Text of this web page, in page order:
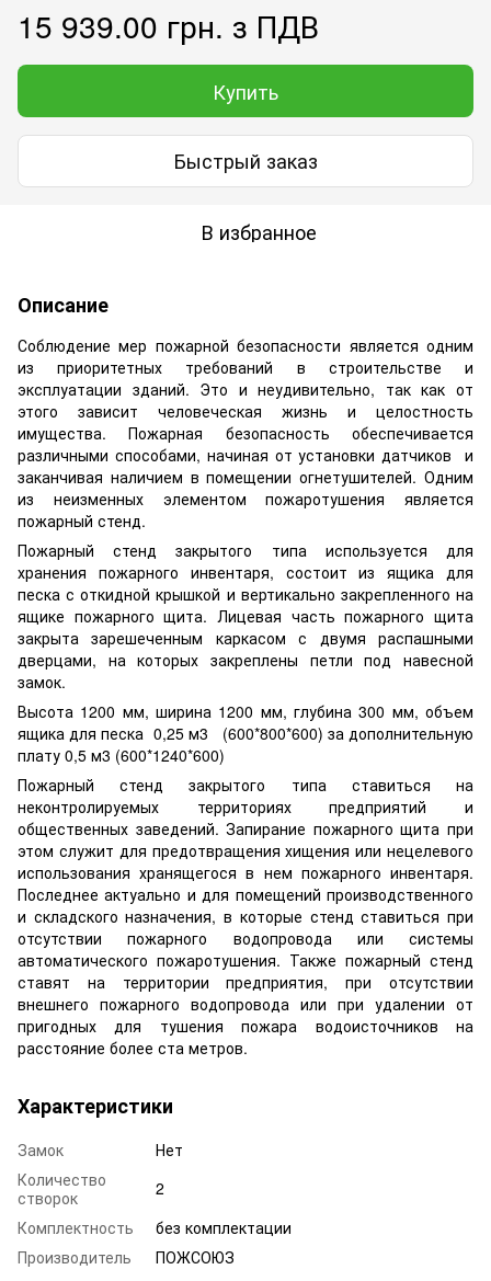
15 939.00 грн. з ПДВ
Купить
Быстрый заказ
В избранное
Описание
Соблюдение мер пожарной безопасности является одним
из приоритетных требований в строительстве и
эксплуатации зданий. Это и неудивительно, так как от
этого зависит человеческая жизнь и целостность
имущества. Пожарная безопасность обеспечивается
различными способами, начиная от установки датчиков и
заканчивая наличием в помещении огнетушителей. Одним
из неизменных элементом пожаротушения является
пожарный стенд.
Пожарный стенд закрытого типа используется для
хранения пожарного инвентаря, состоит из ящика для
песка с откидной крышкой и вертикально закрепленного на
ящике пожарного щита. Лицевая часть пожарного щита
закрыта зарешеченным каркасом с двумя распашными
дверцами, на которых закреплены петли под навесной
замок.
Высота 1200 мм, ширина 1200 мм, глубина 300 мм, объем
ящика для песка 0,25 м3 (600*800*600) за дополнительную
плату 0,5 м3 (600*1240*600)
Пожарный стенд закрытого типа ставиться на
неконтролируемых территориях предприятий и
общественных заведений. Запирание пожарного щита при
этом служит для предотвращения хищения или нецелевого
использования хранящегося в нем пожарного инвентаря.
Последнее актуально и для помещений производственного
и складского назначения, в которые стенд ставиться при
отсутствии пожарного водопровода или системы
автоматического пожаротушения. Также пожарный стенд
ставят на территории предприятия, при отсутствии
внешнего пожарного водопровода или при удалении от
пригодных для тушения пожара водоисточников на
расстояние более ста метров.
Характеристики
Замок
Нет
Количество
створок
2
Комплектность
без комплектации
Производитель
ПОЖСОЮЗ